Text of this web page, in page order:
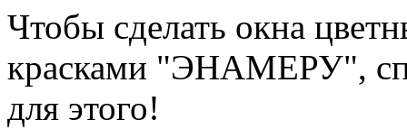
Чтобы сделать окна
красками "ЭНАМЕРУ",
для этого!